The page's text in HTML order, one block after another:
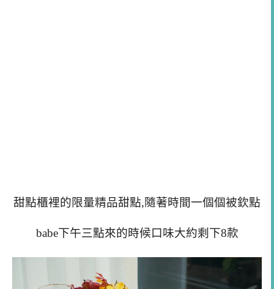
甜點櫃裡的限量精品甜點,隨著時間一個個被欽點
babe下午三點來的時候口味大約剩下8款